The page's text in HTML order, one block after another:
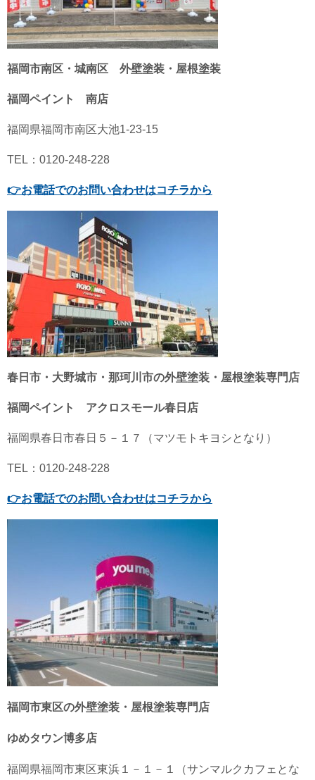
福岡市南区・城南区 外壁塗装・屋根塗装
福岡ペイント 南店
福岡県福岡市南区大池1-23-15
TEL：0120-248-228
👉お電話でのお問い合わせはコチラから
春日市・大野城市・那珂川市の外壁塗装・屋根塗装専門店
福岡ペイント アクロスモール春日店
福岡県春日市春日５－１７（マツモトキヨシとなり）
TEL：0120-248-228
👉お電話でのお問い合わせはコチラから
福岡市東区の外壁塗装・屋根塗装専門店
ゆめタウン博多店
福岡県福岡市東区東浜１－１－１（サンマルクカフェとな